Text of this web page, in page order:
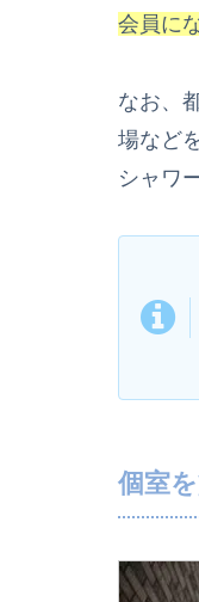
会員に
なお、
場など
シャワ
個室